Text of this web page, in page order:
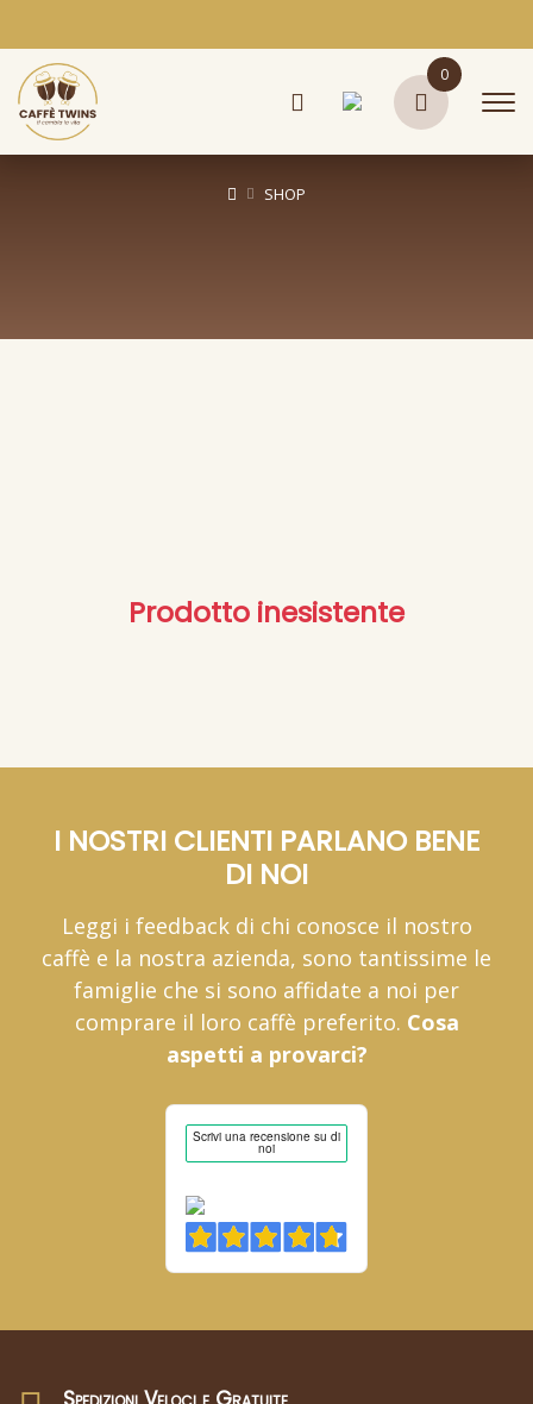
0
SHOP
Prodotto inesistente
I NOSTRI CLIENTI PARLANO BENE
DI NOI
Leggi i feedback di chi conosce il nostro
caffè e la nostra azienda, sono tantissime le
famiglie che si sono affidate a noi per
comprare il loro caffè preferito. Cosa
aspetti a provarci?